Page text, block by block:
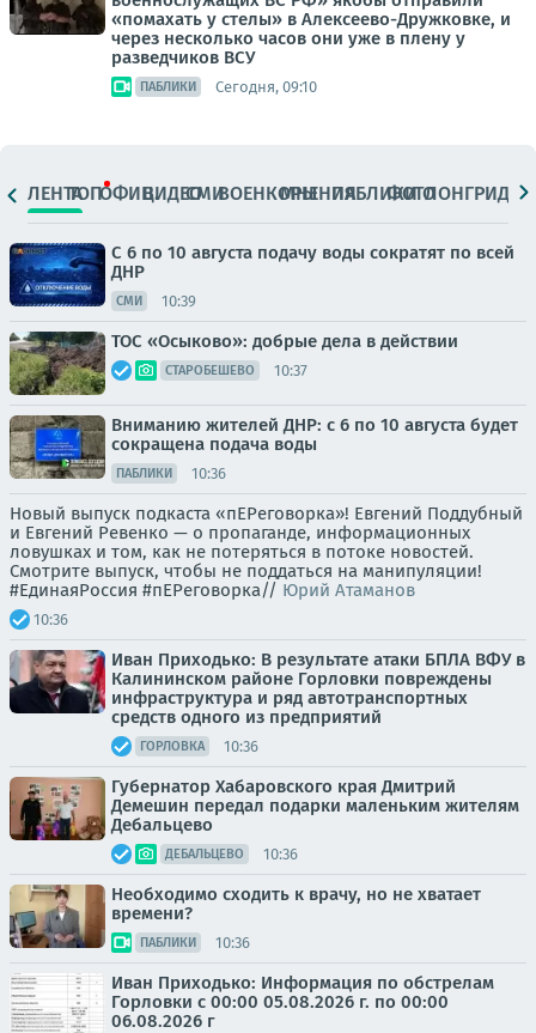
«помахать у стелы» в Алексеево-Дружковке, и
через несколько часов они уже в плену у
разведчиков ВСУ
ПАБЛИКИ Сегодня, 09:10
ЛЕНТАТОПОФИЦ.ВИДЕОСМИВОЕНКОРЫМНЕНИЯПАБЛИКИ
ФОТОЛОНГРИДЫ
С 6 по 10 августа подачу воды сократят по всей
ДНР
СМИ 10:39
ТОС «Осыково»: добрые дела в действии
СТАРОБЕШЕВО 10:37
Вниманию жителей ДНР: с 6 по 10 августа будет
сокращена подача воды
ПАБЛИКИ 10:36
Новый выпуск подкаста «пЕРеговорка»! Евгений Поддубный
и Евгений Ревенко — о пропаганде, информационных
ловушках и том, как не потеряться в потоке новостей.
Смотрите выпуск, чтобы не поддаться на манипуляции!
#ЕдинаяРоссия #пЕРеговорка// Юрий Атаманов
10:36
Иван Приходько: В результате атаки БПЛА ВФУ в
Калининском районе Горловки повреждены
инфраструктура и ряд автотранспортных
средств одного из предприятий
ГОРЛОВКА 10:36
Губернатор Хабаровского края Дмитрий
Демешин передал подарки маленьким жителям
Дебальцево
ДЕБАЛЬЦЕВО 10:36
Необходимо сходить к врачу, но не хватает
времени?
ПАБЛИКИ 10:36
Иван Приходько: Информация по обстрелам
Горловки с 00:00 05.08.2026 г. по 00:00
06.08.2026 г